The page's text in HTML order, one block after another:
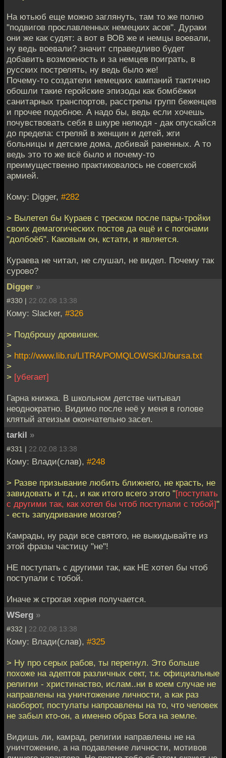
На ютьюб еще можно заглянуть, там то же полно
"подвигов прославленных немецких асов". Дураки
они же как судят: а вот в ВОВ же и немцы воевали,
ну ведь воевали? значит справедливо будет
добавить возможность и за немцев поиграть, в
русских пострелять, ну ведь было же!
Почему-то создатели немецких кампаний тактично
обошли такие геройские эпизоды как бомбёжки
санитарных транспортов, расстрелы групп беженцев
и прочее подобное. А надо бы, ведь если хочешь
почувствовать себя в шкуре нелюдя - дак опускайся
до предела: стреляй в женщин и детей, жги
больницы и детские дома, добивай раненных. А то
ведь это то же всё было и почему-то
преимущественно практиковалось не советской
армией.
Кому: Digger, #282
> Вылетел бы Кураев с треском после пары-тройки
своих демагогических постов да ещё и с погонами
"долбоёб". Каковым он, кстати, и является.
Кураева не читал, не слушал, не видел. Почему так
сурово?
Digger »
#330 | 22.02.08 13:38
Кому: Slacker, #326
> Подброшу дровишек.
>
> http://www.lib.ru/LITRA/POMQLOWSKIJ/bursa.txt
>
> [убегает]
Гарна книжка. В школьном детстве читывал
неоднократно. Видимо после неё у меня в голове
клятый атеизьм окончательно засел.
tarkil »
#331 | 22.02.08 13:38
Кому: Влади(слав), #248
> Разве призывание любить ближнего, не красть, не
завидовать и т.д., и как итого всего этого "[поступать
с другими так, как хотел бы чтоб поступали с тобой]"
- есть запудривание мозгов?
Камрады, ну ради все святого, не выкидывайте из
этой фразы частицу "не"!
НЕ поступать с другими так, как НЕ хотел бы чтоб
поступали с тобой.
Иначе ж строгая херня получается.
WSerg »
#332 | 22.02.08 13:38
Кому: Влади(слав), #325
> Ну про серых рабов, ты перегнул. Это больше
похоже на адептов различных сект, т.к. официальные
религии - христинаство, ислам..ни в коем случае не
направлены на уничтожение личности, а как раз
наоборот, постулаты напроавлены на то, что человек
не забыл кто-он, а именно образ Бога на земле.
Видишь ли, камрад, религии направлены не на
уничтожение, а на подавление личности, мотивов